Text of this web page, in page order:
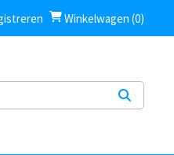
Winkelwagen (0)